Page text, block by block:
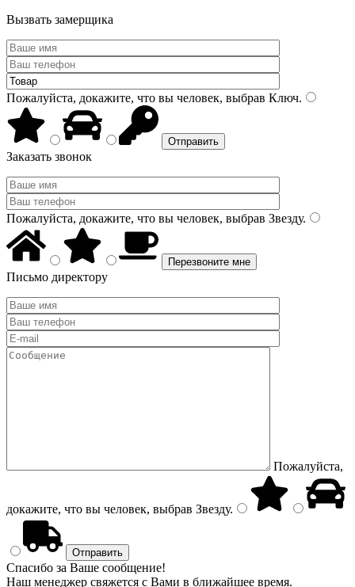
Вызвать замерщика
Пожалуйста, докажите, что вы человек, выбрав Ключ.
Заказать звонок
Пожалуйста, докажите, что вы человек, выбрав Звезду.
Письмо директору
Пожалуйста,
докажите, что вы человек, выбрав Звезду.
Спасибо за Ваше сообщение!
Наш менеджер свяжется с Вами в ближайшее время.